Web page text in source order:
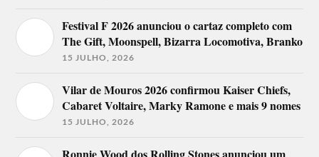
Festival F 2026 anunciou o cartaz completo com
The Gift, Moonspell, Bizarra Locomotiva, Branko
15 JULHO, 2026
Vilar de Mouros 2026 confirmou Kaiser Chiefs,
Cabaret Voltaire, Marky Ramone e mais 9 nomes
15 JULHO, 2026